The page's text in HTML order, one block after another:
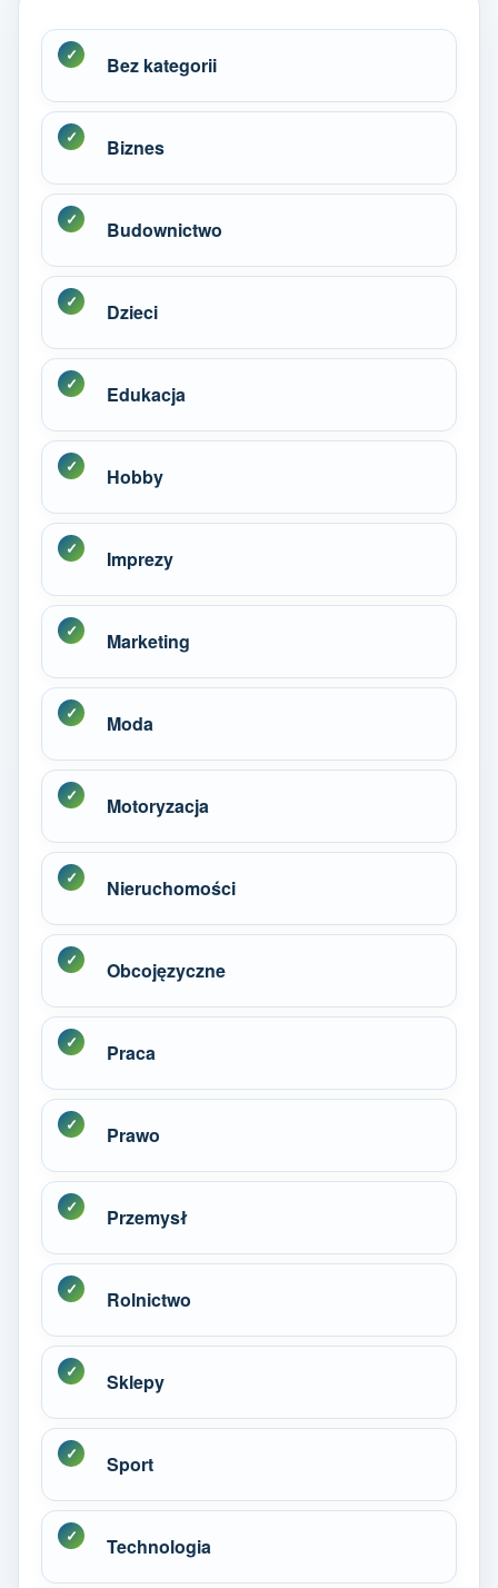
Bez kategorii
Biznes
Budownictwo
Dzieci
Edukacja
Hobby
Imprezy
Marketing
Moda
Motoryzacja
Nieruchomości
Obcojęzyczne
Praca
Prawo
Przemysł
Rolnictwo
Sklepy
Sport
Technologia